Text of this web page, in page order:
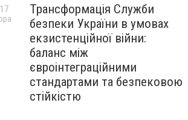
Трансформація Служби
безпеки України в умовах
екзистенційної війни:
баланс між
євроінтеграційними
стандартами та безпековою
стійкістю